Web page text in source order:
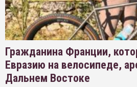
Гражданина Франции,
Евразию на велосипеде,
Дальнем Востоке